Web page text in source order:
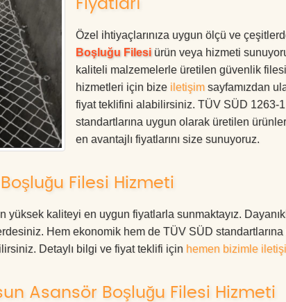
Fiyatları
Özel ihtiyaçlarınıza uygun ölçü ve
Boşluğu Filesi ürün veya hizmeti
kaliteli malzemelerle üretilen güvenlik
hizmetleri için bize iletişim sayfamızdan
fiyat teklifini alabilirsiniz. TÜV SÜD 1263-
standartlarına uygun olarak üretilen
en avantajlı fiyatlarını size sunuyoruz.
Filesi Hizmeti
kaliteyi en uygun fiyatlarla sunmaktayız.
Hem ekonomik hem de TÜV SÜD standartlarına
Detaylı bilgi ve fiyat teklifi için hemen bizimle
Asansör Boşluğu Filesi Hizmeti